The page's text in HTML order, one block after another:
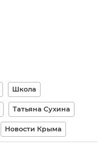
Школа
Татьяна Сухина
Новости Крыма